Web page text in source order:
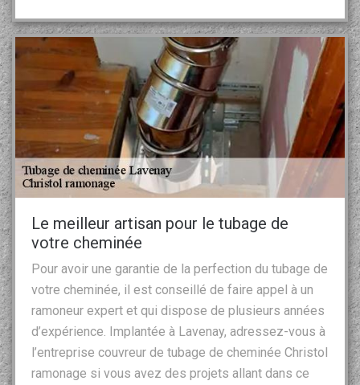
Le meilleur artisan pour le tubage de
votre cheminée
Pour avoir une garantie de la perfection du tubage de
votre cheminée, il est conseillé de faire appel à un
ramoneur expert et qui dispose de plusieurs années
d’expérience. Implantée à Lavenay, adressez-vous à
l’entreprise couvreur de tubage de cheminée Christol
ramonage si vous avez des projets allant dans ce